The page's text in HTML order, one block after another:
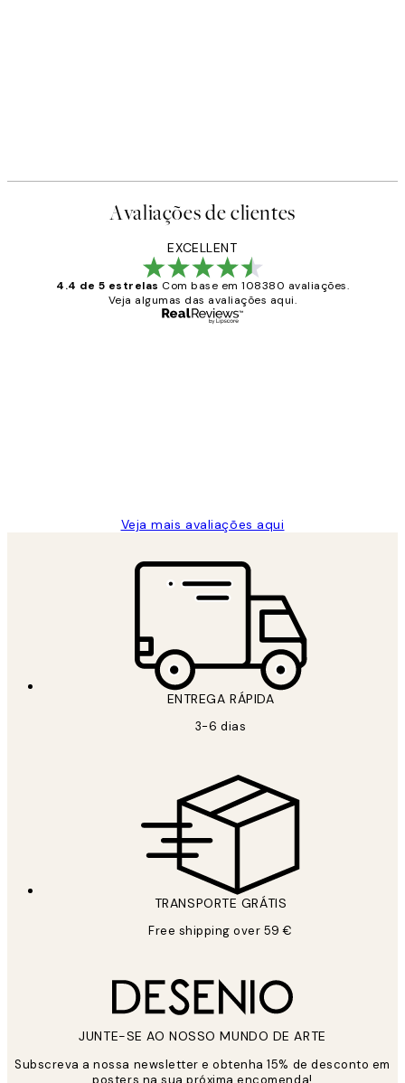
Avaliações de clientes
EXCELLENT
4.4 de 5 estrelas Com base em 108380 avaliações.
Veja algumas das avaliações aqui.
Veja mais avaliações aqui
ENTREGA RÁPIDA
3-6 dias
TRANSPORTE GRÁTIS
Free shipping over 59 €
JUNTE-SE AO NOSSO MUNDO DE ARTE
Subscreva a nossa newsletter e obtenha 15% de desconto em